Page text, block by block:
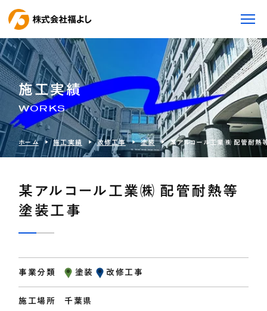
施工実績
WORKS
ホーム 施工実績 改修工事 塗装 某アルコール工業㈱ 配管耐熱
某アルコール工業㈱ 配管耐熱等
塗装工事
事業分類 塗装 改修工事
施工場所 千葉県